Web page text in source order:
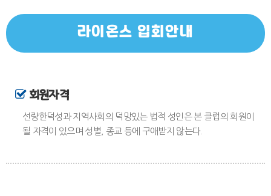
라이온스 입회안내
회원자격
선량한덕성과 지역사회의 덕망있는 법적 성인은 본 클럽의 회원이
될 자격이 있으며 성별, 종교 등에 구애받지 않는다.